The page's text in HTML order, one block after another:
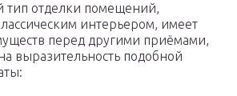
тип отделки помещений,
интерьером, имеет
перед другими приёмами,
выразительность подобной